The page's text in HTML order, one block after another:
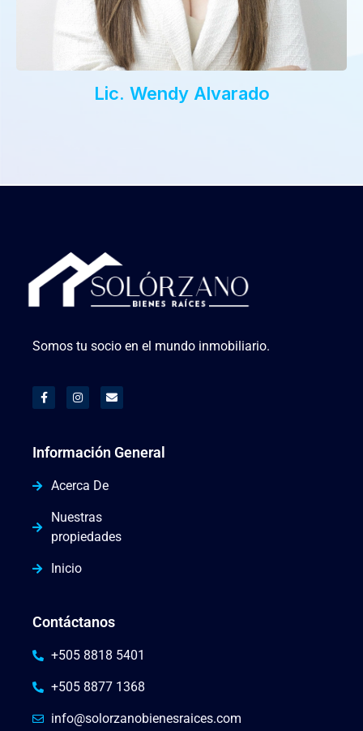
Lic. Wendy Alvarado
Somos tu socio en el mundo inmobiliario.
Información General
Acerca De
Nuestras
propiedades
Inicio
Contáctanos
+505 8818 5401
+505 8877 1368
info@solorzanobienesraices.com